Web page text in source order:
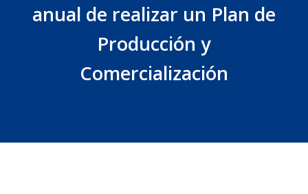
anual de realizar un Plan de
Producción y
Comercialización